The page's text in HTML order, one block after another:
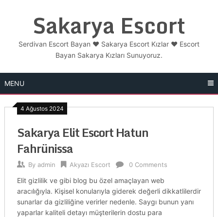
Sakarya Escort
Serdivan Escort Bayan ❤️ Sakarya Escort Kızlar ❤️ Escort
Bayan Sakarya Kızları Sunuyoruz.
MENU
4 Ağustos 2024
Sakarya Elit Escort Hatun
Fahrünissa
By admin Akyazı Escort 0 Comments
Elit gizlilik ve gibi blog bu özel amaçlayan web
aracılığıyla. Kişisel konularıyla giderek değerli dikkatlilerdir
sunarlar da gizliliğine verirler nedenle. Saygı bunun yanı
yaparlar kaliteli detayı müşterilerin dostu para